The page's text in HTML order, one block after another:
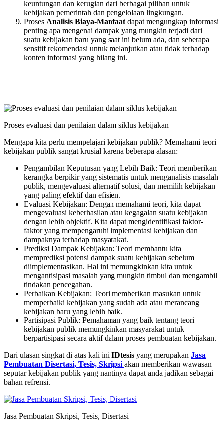
keuntungan dan kerugian dari berbagai pilihan untuk
kebijakan pemerintah dan pengelolaan lingkungan.
Proses Analisis Biaya-Manfaat dapat mengungkap informasi
penting apa mengenai dampak yang mungkin terjadi dari
suatu kebijakan baru yang saat ini belum ada, dan seberapa
sensitif rekomendasi untuk melanjutkan atau tidak terhadap
konten informasi yang hilang ini.
Proses evaluasi dan penilaian dalam siklus kebijakan
Mengapa kita perlu mempelajari kebijakan publik? Memahami teori
kebijakan publik sangat krusial karena beberapa alasan:
Pengambilan Keputusan yang Lebih Baik: Teori memberikan
kerangka berpikir yang sistematis untuk menganalisis masalah
publik, mengevaluasi alternatif solusi, dan memilih kebijakan
yang paling efektif dan efisien.
Evaluasi Kebijakan: Dengan memahami teori, kita dapat
mengevaluasi keberhasilan atau kegagalan suatu kebijakan
dengan lebih objektif. Kita dapat mengidentifikasi faktor-
faktor yang mempengaruhi implementasi kebijakan dan
dampaknya terhadap masyarakat.
Prediksi Dampak Kebijakan: Teori membantu kita
memprediksi potensi dampak suatu kebijakan sebelum
diimplementasikan. Hal ini memungkinkan kita untuk
mengantisipasi masalah yang mungkin timbul dan mengambil
tindakan pencegahan.
Perbaikan Kebijakan: Teori memberikan masukan untuk
memperbaiki kebijakan yang sudah ada atau merancang
kebijakan baru yang lebih baik.
Partisipasi Publik: Pemahaman yang baik tentang teori
kebijakan publik memungkinkan masyarakat untuk
berpartisipasi secara aktif dalam proses pembuatan kebijakan.
Dari ulasan singkat di atas kali ini IDtesis yang merupakan Jasa
Pembuatan Disertasi, Tesis, Skripsi akan memberikan wawasan
seputar kebijakan publik yang nantinya dapat anda jadikan sebagai
bahan refrensi.
Jasa Pembuatan Skripsi, Tesis, Disertasi